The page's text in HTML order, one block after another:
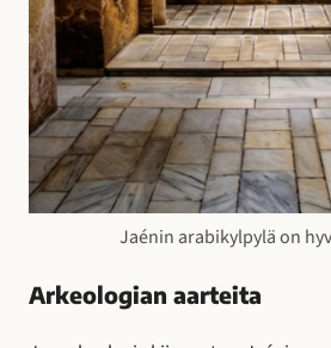
Jaénin arabikylpylä on
Arkeologian aarteita